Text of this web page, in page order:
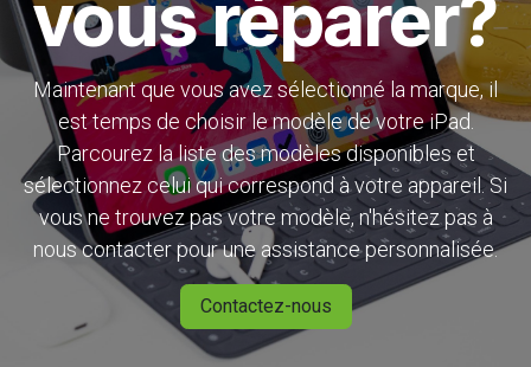
vous réparer?
Maintenant que vous avez sélectionné la marque, il
est temps de choisir le modèle de votre iPad.
Parcourez la liste des modèles disponibles et
sélectionnez celui qui correspond à votre appareil. Si
vous ne trouvez pas votre modèle, n'hésitez pas à
nous contacter pour une assistance personnalisée.
Contactez-nous